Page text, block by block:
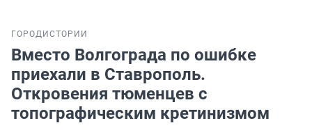
ГОРОД ИСТОРИИ
Вместо Волгограда по ошибке
приехали в Ставрополь.
Откровения тюменцев с
топографическим кретинизмом